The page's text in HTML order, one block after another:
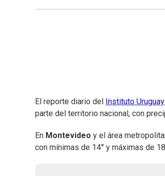
El reporte diario del Instituto
parte del territorio nacional, con
En Montevideo y el área
con mínimas de 14° y máximas de